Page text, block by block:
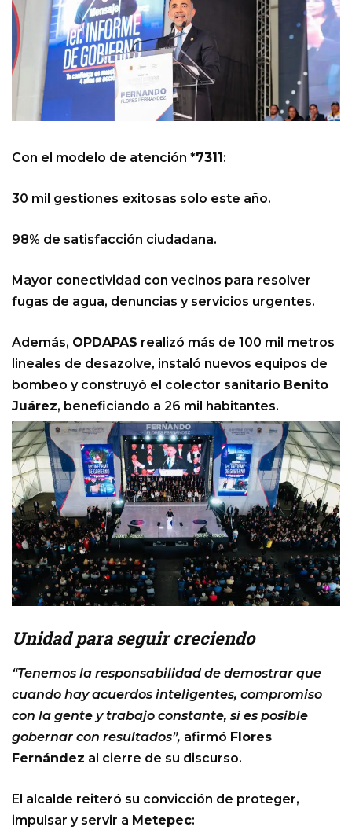
Con el modelo de atención *7311:
30 mil gestiones exitosas solo este año.
98% de satisfacción ciudadana.
Mayor conectividad con vecinos para resolver
fugas de agua, denuncias y servicios urgentes.
Además, OPDAPAS realizó más de 100 mil metros
lineales de desazolve, instaló nuevos equipos de
bombeo y construyó el colector sanitario Benito
Juárez, beneficiando a 26 mil habitantes.
Unidad para seguir creciendo
“Tenemos la responsabilidad de demostrar que
cuando hay acuerdos inteligentes, compromiso
con la gente y trabajo constante, sí es posible
gobernar con resultados”, afirmó Flores
Fernández al cierre de su discurso.
El alcalde reiteró su convicción de proteger,
impulsar y servir a Metepec: